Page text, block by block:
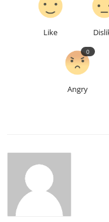
Like
Angry
0